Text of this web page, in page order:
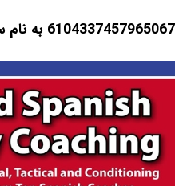
6104337457965067 به نا
م